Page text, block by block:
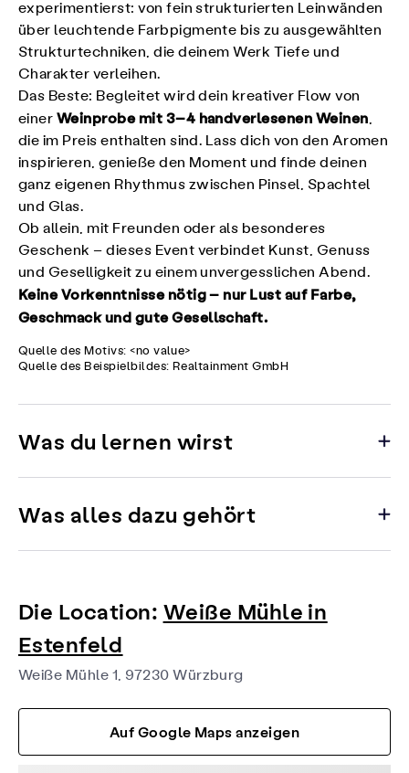
experimentierst: von fein strukturierten Leinwänden
über leuchtende Farbpigmente bis zu ausgewählten
Strukturtechniken, die deinem Werk Tiefe und
Charakter verleihen.
Das Beste: Begleitet wird dein kreativer Flow von
einer Weinprobe mit 3–4 handverlesenen Weinen
die im Preis enthalten sind. Lass dich von den Aromen
inspirieren, genieße den Moment und finde deinen
ganz eigenen Rhythmus zwischen Pinsel, Spachtel
und Glas.
Ob allein, mit Freunden oder als besonderes
Geschenk – dieses Event verbindet Kunst, Genuss
und Geselligkeit zu einem unvergesslichen Abend.
Keine Vorkenntnisse nötig – nur Lust auf Farbe,
Geschmack und gute Gesellschaft.
Quelle des Motivs: <no value>
Quelle des Beispielbildes: Realtainment GmbH
Was du lernen wirst
Was alles dazu gehört
Die Location: Weiße Mühle in
Estenfeld
Weiße Mühle 1, 97230 Würzburg
Auf Google Maps anzeigen